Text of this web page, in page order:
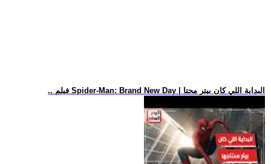
.. فيلم Spider-Man: Brand New Day | البداية اللي كان بيتر محتا